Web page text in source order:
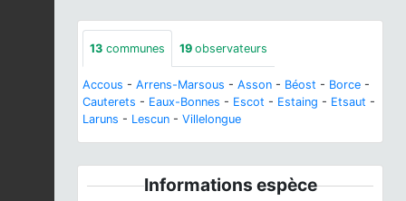
13 communes 19 observateurs
Accous - Arrens-Marsous - Asson - Béost - Borce -
Cauterets - Eaux-Bonnes - Escot - Estaing - Etsaut -
Laruns - Lescun - Villelongue
Informations espèce